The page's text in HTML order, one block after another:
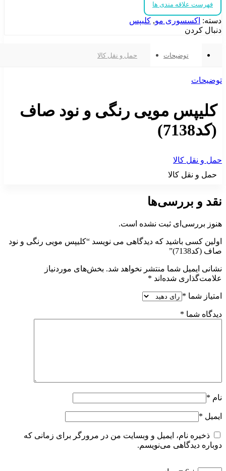
فهرست علاقه مندی ها
دسته: اکسسوری مو, کلیپس
دنبال کردن
توضیحات حمل و نقل کالا
توضیحات
کلیپس مویی رنگی و نود صاف
(کد7138)
حمل و نقل کالا
حمل و نقل کالا
نقد و بررسی‌ها
هنوز بررسی‌ای ثبت نشده است.
اولین کسی باشید که دیدگاهی می نویسد “کلیپس مویی رنگی و نود
صاف (کد7138)”
نشانی ایمیل شما منتشر نخواهد شد. بخش‌های موردنیاز
علامت‌گذاری شده‌اند *
امتیاز شما *
دیدگاه شما *
نام *
ایمیل *
ذخیره نام، ایمیل و وبسایت من در مرورگر برای زمانی که
دوباره دیدگاهی می‌نویسم.